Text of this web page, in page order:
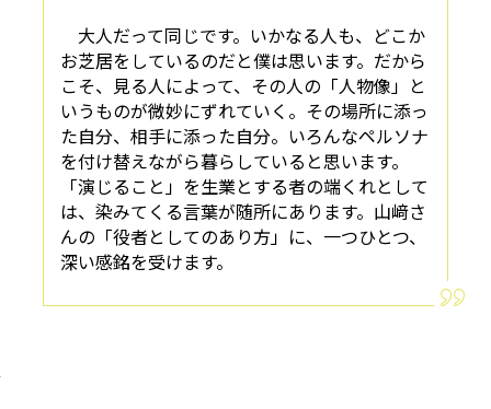
大人だって同じです。いかなる人も、どこか
お芝居をしているのだと僕は思います。だから
こそ、見る人によって、その人の「人物像」と
いうものが微妙にずれていく。その場所に添っ
た自分、相手に添った自分。いろんなペルソナ
を付け替えながら暮らしていると思います。
「演じること」を生業とする者の端くれとして
は、染みてくる言葉が随所にあります。山﨑さ
んの「役者としてのあり方」に、一つひとつ、
深い感銘を受けます。